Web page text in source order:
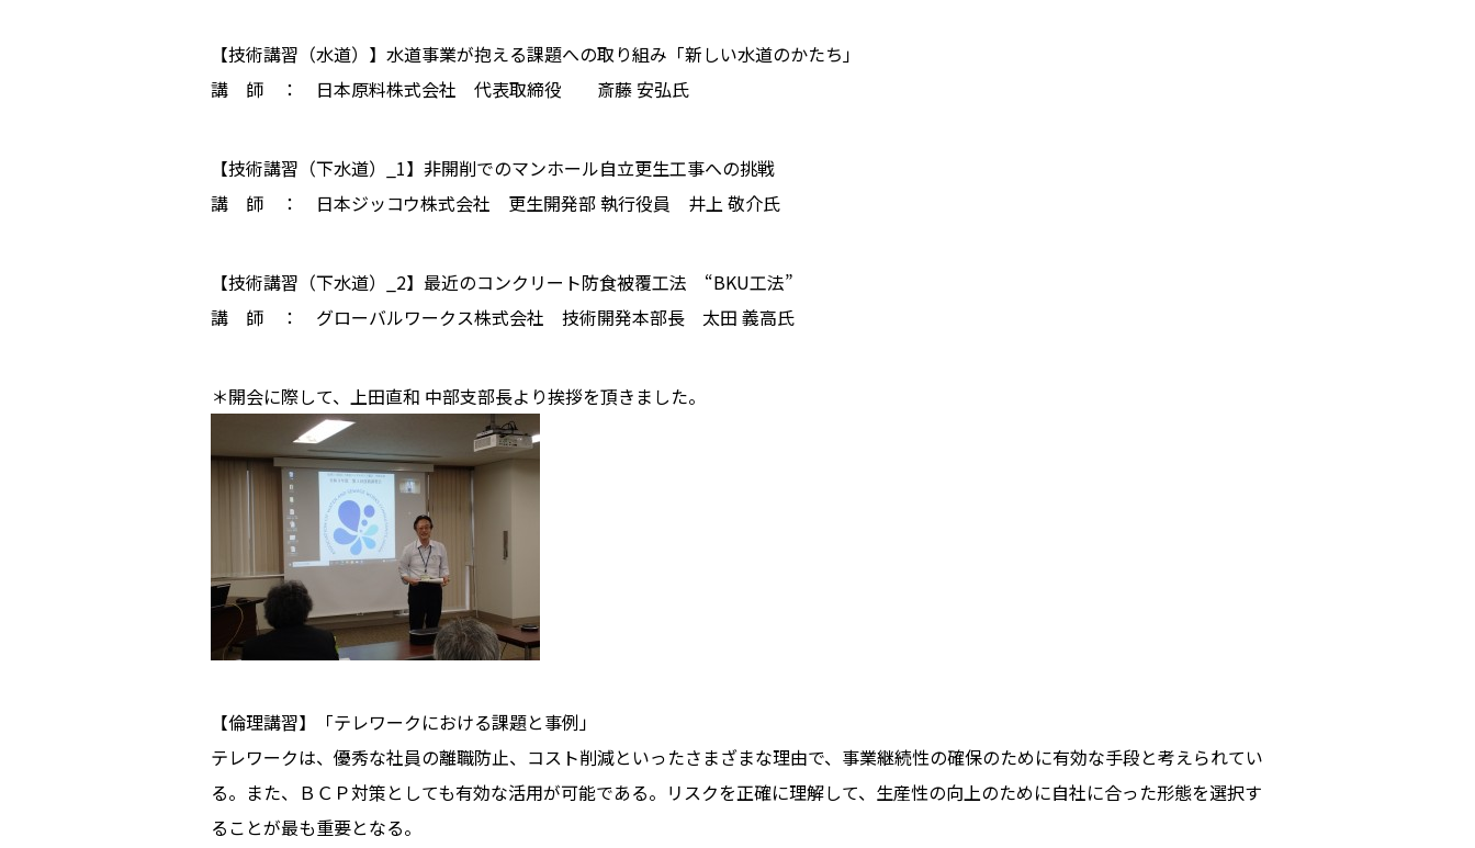
【技術講習（水道）】水道事業が抱える課題への取り組み「新しい水道のかたち」
講 師 ： 日本原料株式会社 代表取締役 斎藤 安弘氏
【技術講習（下水道）_1】非開削でのマンホール自立更生工事への挑戦
講 師 ： 日本ジッコウ株式会社 更生開発部 執行役員 井上 敬介氏
【技術講習（下水道）_2】最近のコンクリート防食被覆工法 “BKU工法”
講 師 ： グローバルワークス株式会社 技術開発本部長 太田 義高氏
＊開会に際して、上田直和 中部支部長より挨拶を頂きました。
【倫理講習】「テレワークにおける課題と事例」
テレワークは、優秀な社員の離職防止、コスト削減といったさまざまな理由で、事業継続性の確保のために有効な手段と考えられてい
る。また、ＢＣＰ対策としても有効な活用が可能である。リスクを正確に理解して、生産性の向上のために自社に合った形態を選択す
ることが最も重要となる。